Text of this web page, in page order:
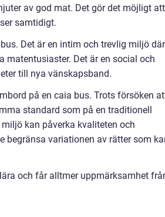
av god mat. Det gör det möjligt att
samtidigt.
Det är en intim och trevlig miljö där
Det är en social och
till nya vänskapsband.
på en caia bus. Trots försöken
standard som på en traditionell
kan påverka kvaliteten och
begränsa variationen av rätter som
och får alltmer uppmärksamhet